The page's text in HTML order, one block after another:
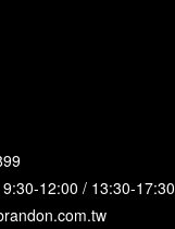
12:00 / 13:30-17:30